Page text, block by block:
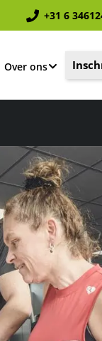
+31 6
Over ons